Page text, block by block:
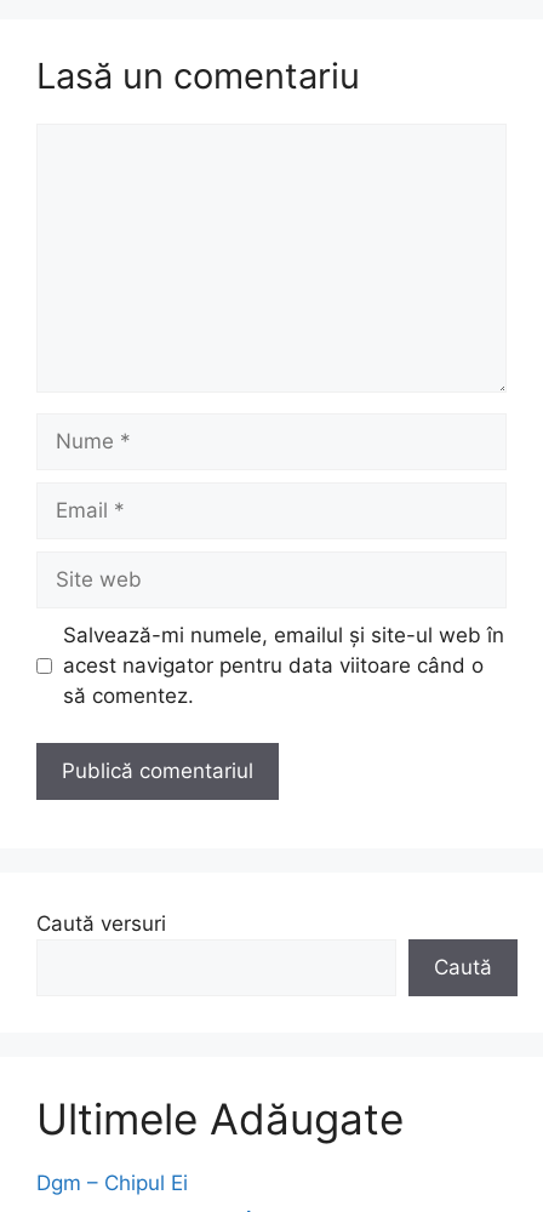
Lasă un comentariu
Nume
Email
Site
web
Salvează-mi numele, emailul și site-ul web în
acest navigator pentru data viitoare când o
să comentez.
Caută versuri
Caută
Ultimele Adăugate
Dgm – Chipul Ei